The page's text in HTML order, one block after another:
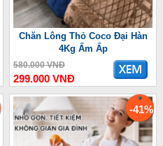
Chăn Lông Thỏ Coco Đại Hàn
4Kg Ấm Ấp
580.000 VNĐ
299.000 VNĐ
-41%